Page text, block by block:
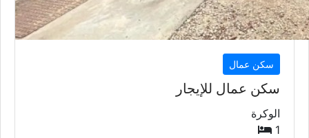
سكن عمال
سكن عمال للإيجار
الوكرة
1